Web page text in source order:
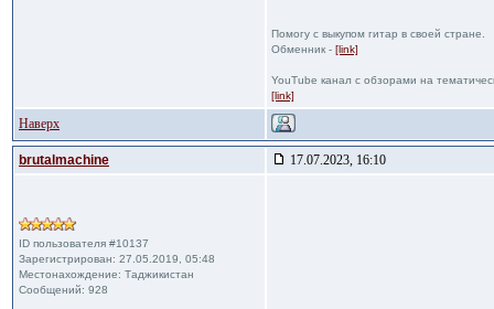
Помогу с выкупом гитар в своей стране.
Обменник - [link]
YouTube канал с обзорами на
[link]
Наверх
brutalmachine 17.07.2023, 16:10
ID пользователя #10137
Зарегистрирован: 27.05.2019, 05:48
Местонахождение: Таджикистан
Сообщений: 928